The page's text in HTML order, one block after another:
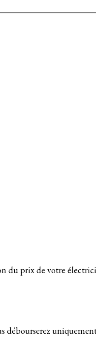
du prix de votre
débourserez